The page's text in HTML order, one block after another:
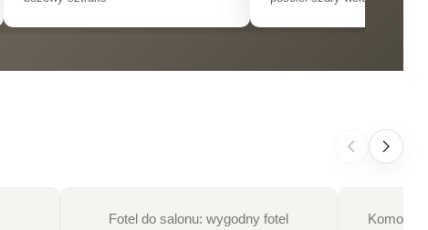
Fotel do salonu: wygodny fotel
Komoda